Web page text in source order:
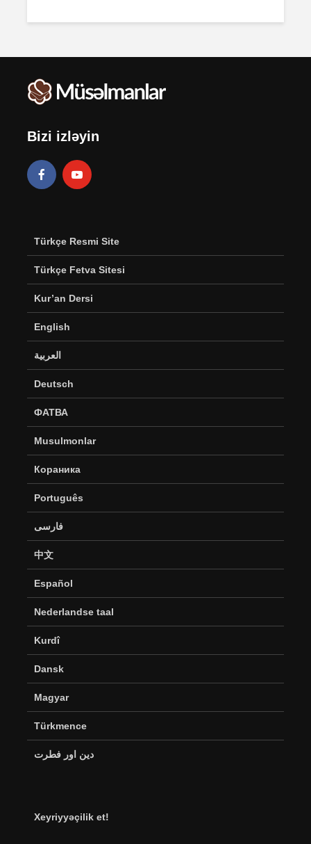
Bizi izləyin
Türkçe Resmi Site
Türkçe Fetva Sitesi
Kur’an Dersi
English
العربية
Deutsch
ФАТВА
Musulmonlar
Кораника
Português
فارسی
中文
Español
Nederlandse taal
Kurdî
Dansk
Magyar
Türkmence
دین اور فطرت
Xeyriyyəçilik et!